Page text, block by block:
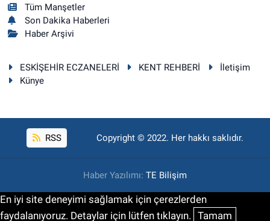
Tüm Manşetler
Son Dakika Haberleri
Haber Arşivi
ESKİŞEHİR ECZANELERİ KENT REHBERİ
İletişim
Künye
RSS Copyright © 2022. Her hakkı saklıdır.
Haber Yazılımı: TE Bilişim
En iyi site deneyimi sağlamak için çerezlerden
faydalanıyoruz. Detaylar için lütfen tıklayın. Tamam